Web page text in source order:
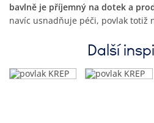
bavlně je příjemný na dotek a
navíc usnadňuje péči, povlak totiž
Další